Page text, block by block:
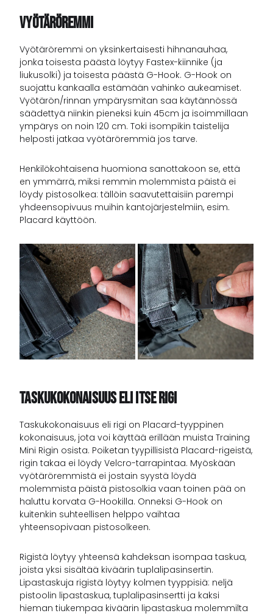
Vyötäröremmi
Vyötäröremmi on yksinkertaisesti hihnanauhaa,
jonka toisesta päästä löytyy Fastex-kiinnike (ja
liukusolki) ja toisesta päästä G-Hook. G-Hook on
suojattu kankaalla estämään vahinko aukeamiset.
Vyötärön/rinnan ympärysmitan saa käytännössä
säädettyä niinkin pieneksi kuin 45cm ja isoimmillaan
ympärys on noin 120 cm. Toki isompikin taistelija
helposti jatkaa vyötäröremmiä jos tarve.
Henkilökohtaisena huomiona sanottakoon se, että
en ymmärrä, miksi remmin molemmista päistä ei
löydy pistosolkea: tällöin saavutettaisiin parempi
yhdeensopivuus muihin kantojärjestelmiin, esim.
Placard käyttöön.
Taskukokonaisuus Eli Itse Rigi
Taskukokonaisuus eli rigi on Placard-tyyppinen
kokonaisuus, jota voi käyttää erillään muista Training
Mini Rigin osista. Poiketan tyypillisistä Placard-rigeistä,
rigin takaa ei löydy Velcro-tarrapintaa. Myöskään
vyötäröremmistä ei jostain syystä löydä
molemmista päistä pistosolkia vaan toinen pää on
haluttu korvata G-Hookilla. Onneksi G-Hook on
kuitenkin suhteellisen helppo vaihtaa
yhteensopivaan pistosolkeen.
Rigistä löytyy yhteensä kahdeksan isompaa taskua,
joista yksi sisältää kiväärin tuplalipasinsertin.
Lipastaskuja rigistä löytyy kolmen tyyppisiä: neljä
pistoolin lipastaskua, tuplalipasinsertti ja kaksi
hieman tiukempaa kiväärin lipastaskua molemmilta